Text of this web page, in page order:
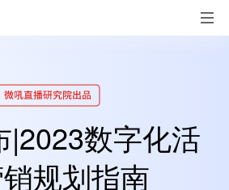
|2023数字化活
规划指南